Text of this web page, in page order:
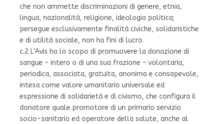
che non ammette discriminazioni di genere, etnia,
lingua, nazionalità, religione, ideologia politica;
persegue esclusivamente finalità civiche, solidaristiche
e di utilità sociale, non ha fini di lucro.
c.2 L’Avis ha lo scopo di promuovere la donazione di
sangue – intero o di una sua frazione – volontaria,
periodica, associata, gratuita, anonima e consapevole,
intesa come valore umanitario universale ed
espressione di solidarietà e di civismo, che configura il
donatore quale promotore di un primario servizio
socio-sanitario ed operatore della salute, anche al